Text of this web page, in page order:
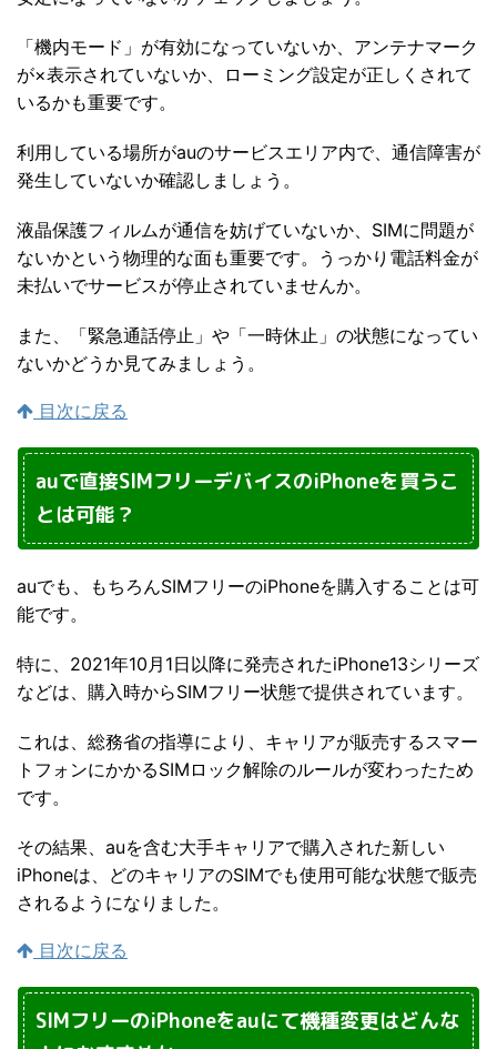
「機内モード」が有効になっていないか、アンテナマーク
が×表示されていないか、ローミング設定が正しくされて
いるかも重要です。
利用している場所がauのサービスエリア内で、通信障害が
発生していないか確認しましょう。
液晶保護フィルムが通信を妨げていないか、SIMに問題が
ないかという物理的な面も重要です。うっかり電話料金が
未払いでサービスが停止されていませんか。
また、「緊急通話停止」や「一時休止」の状態になってい
ないかどうか見てみましょう。
目次に戻る
auで直接SIMフリーデバイスのiPhoneを買うこ
とは可能？
auでも、もちろんSIMフリーのiPhoneを購入することは可
能です。
特に、2021年10月1日以降に発売されたiPhone13シリーズ
などは、購入時からSIMフリー状態で提供されています。
これは、総務省の指導により、キャリアが販売するスマー
トフォンにかかるSIMロック解除のルールが変わったため
です。
その結果、auを含む大手キャリアで購入された新しい
iPhoneは、どのキャリアのSIMでも使用可能な状態で販売
されるようになりました。
目次に戻る
SIMフリーのiPhoneをauにて機種変更はどんな